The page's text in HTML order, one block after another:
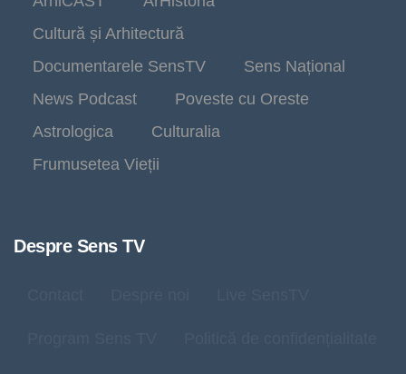
Cultură și Arhitectură
Documentarele SensTV
Sens Național
News Podcast
Poveste cu Oreste
Astrologica
Culturalia
Frumusetea Vieții
Despre Sens TV